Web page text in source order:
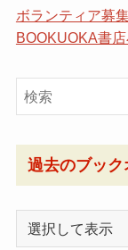
ボランティア募
BOOKUOKA書
過去のブック